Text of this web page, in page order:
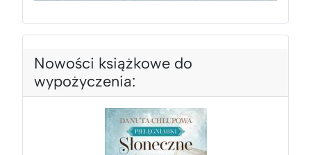
Nowości książkowe do
wypożyczenia: